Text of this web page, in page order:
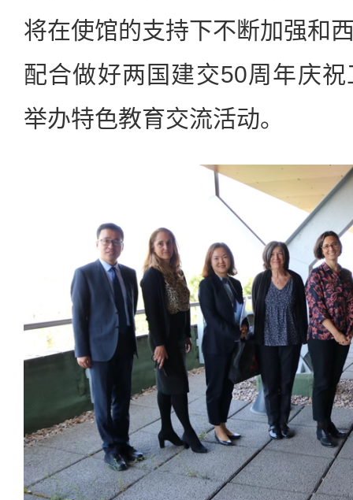
将在使馆的支持下不断加强和
配合做好两国建交50周年庆
举办特色教育交流活动。